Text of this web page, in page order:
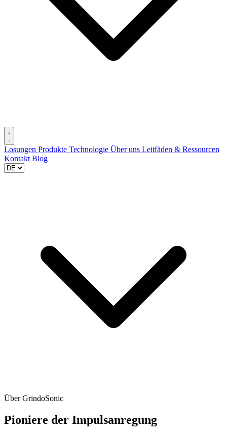
Losungen Produkte Technologie Über uns Leitfäden & Ressourcen
Kontakt Blog
Über GrindoSonic
Pioniere der Impulsanregung